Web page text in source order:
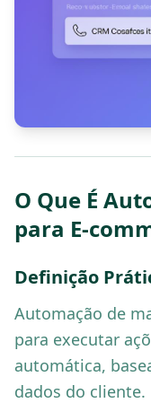
O Que É
para E-
Definição
Automação de
para executar
automática,
dados do cliente.